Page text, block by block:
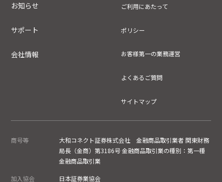
お知らせ
サポート
会社情報
ご利用にあたって
ポリシー
お客様第一の業務運営
よくあるご質問
サイトマップ
商号等
大和コネクト証券株式会社 金融商品取引業者 関東財務
局長（金商）第3186号 金融商品取引業の種別：第一種
金融商品取引業
加入協会 日本証券業協会